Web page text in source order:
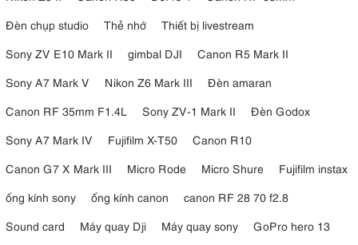
Đèn chụp studio
Thẻ nhớ
Thiết bị livestream
Sony ZV E10 Mark II
gimbal DJI
Canon R5 Mark II
Sony A7 Mark V
Nikon Z6 Mark III
Đèn amaran
Canon RF 35mm F1.4L
Sony ZV-1 Mark II
Đèn Godox
Sony A7 Mark IV
Fujifilm X-T50
Canon R10
Canon G7 X Mark III
Micro Rode Micro Shure
Fujifilm instax
ống kính sony
ống kính canon
canon RF 28 70 f2.8
Sound card
Máy quay Dji Máy quay sony
GoPro hero 13